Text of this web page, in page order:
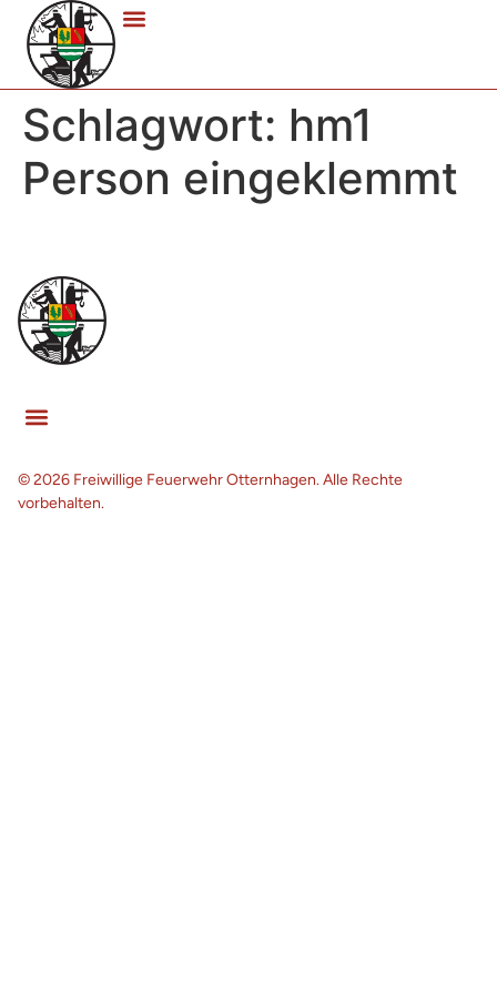
Schlagwort: hm1
Person eingeklemmt
© 2026 Freiwillige Feuerwehr Otternhagen. Alle Rechte
vorbehalten.